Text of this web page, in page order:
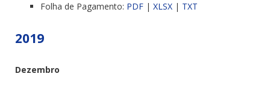
Folha de Pagamento: PDF | XLSX | TXT
2019
Dezembro